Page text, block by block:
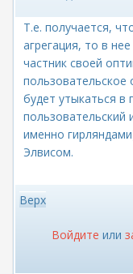
Т.е. получается,
агрегация, то в
частник своей
пользовательское
будет утыкаться в
пользовательский
именно
Элвисом.
Верх
Войдите или